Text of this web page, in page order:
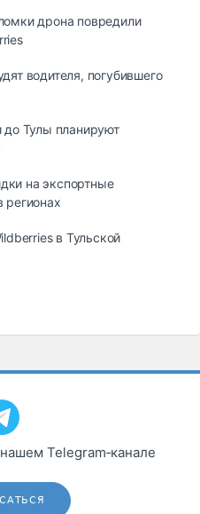
дрона повредили
водителя, погубившего
до Тулы планируют
на экспортные
регионах
в Тульской
Telegram‑канале